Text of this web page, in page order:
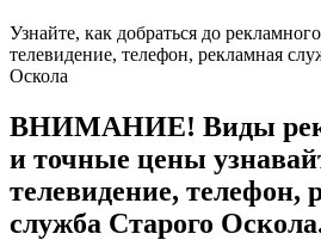
Узнайте, как добраться до
телевидение, телефон, рекламная
Оскола
ВНИМАНИЕ! Виды
и точные цены
телевидение, телефон,
служба Старого